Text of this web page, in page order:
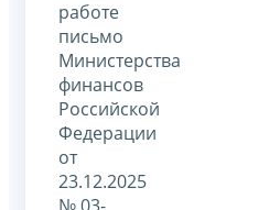
работе
письмо
Министерства
финансов
Российской
Федерации
от
23.12.2025